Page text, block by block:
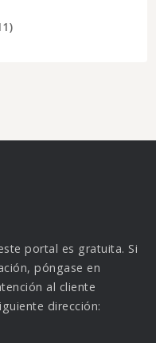
)
portal es gratuita. Si
póngase en
al cliente
dirección: